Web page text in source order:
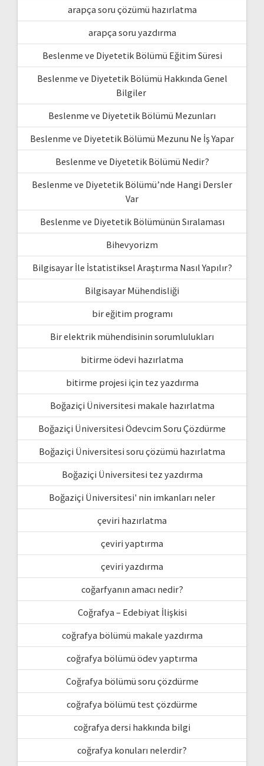
arapça soru çözümü hazırlatma
arapça soru yazdırma
Beslenme ve Diyetetik Bölümü Eğitim Süresi
Beslenme ve Diyetetik Bölümü Hakkında Genel
Bilgiler
Beslenme ve Diyetetik Bölümü Mezunları
Beslenme ve Diyetetik Bölümü Mezunu Ne İş Yapar
Beslenme ve Diyetetik Bölümü Nedir?
Beslenme ve Diyetetik Bölümü’nde Hangi Dersler
Var
Beslenme ve Diyetetik Bölümünün Sıralaması
Bihevyorizm
Bilgisayar İle İstatistiksel Araştırma Nasıl Yapılır?
Bilgisayar Mühendisliği
bir eğitim programı
Bir elektrik mühendisinin sorumlulukları
bitirme ödevi hazırlatma
bitirme projesi için tez yazdırma
Boğaziçi Üniversitesi makale hazırlatma
Boğaziçi Üniversitesi Ödevcim Soru Çözdürme
Boğaziçi Üniversitesi soru çözümü hazırlatma
Boğaziçi Üniversitesi tez yazdırma
Boğaziçi Üniversitesi' nin imkanları neler
çeviri hazırlatma
çeviri yaptırma
çeviri yazdırma
coğarfyanın amacı nedir?
Coğrafya – Edebiyat İlişkisi
coğrafya bölümü makale yazdırma
coğrafya bölümü ödev yaptırma
Coğrafya bölümü soru çözdürme
coğrafya bölümü test çözdürme
coğrafya dersi hakkında bilgi
coğrafya konuları nelerdir?